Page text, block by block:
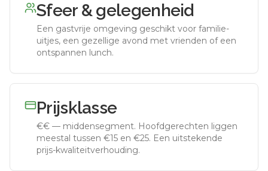
Sfeer & gelegenheid
Een gastvrije omgeving geschikt voor familie-
uitjes, een gezellige avond met vrienden of een
ontspannen lunch.
Prijsklasse
€€ — middensegment. Hoofdgerechten liggen
meestal tussen €15 en €25. Een uitstekende
prijs-kwaliteitverhouding.